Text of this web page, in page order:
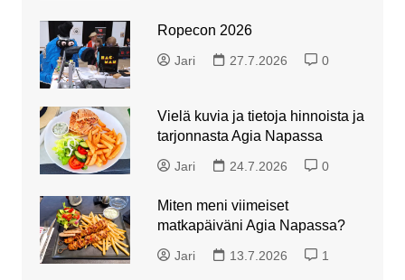
Ropecon 2026
Jari 27.7.2026 0
Vielä kuvia ja tietoja hinnoista ja
tarjonnasta Agia Napassa
Jari 24.7.2026 0
Miten meni viimeiset
matkapäiväni Agia Napassa?
Jari 13.7.2026 1